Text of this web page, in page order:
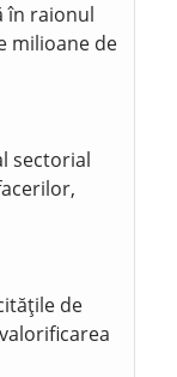
în raionul
milioane de
sectorial
de